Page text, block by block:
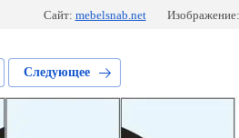
Сайт: mebelsnab.net
Следующее